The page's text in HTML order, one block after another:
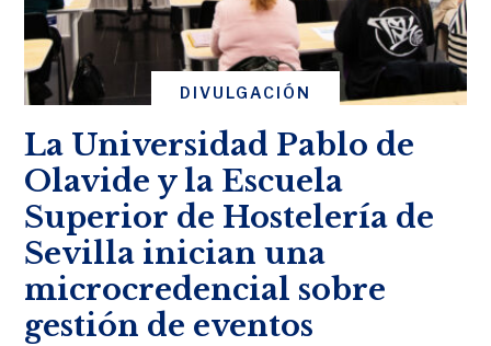
DIVULGACIÓN
La Universidad Pablo de
Olavide y la Escuela
Superior de Hostelería de
Sevilla inician una
microcredencial sobre
gestión de eventos